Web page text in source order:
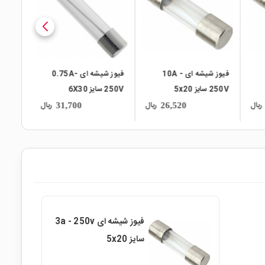
ریال
فیوز شیشه ای 10A -
250V سایز 5x20
26,520 ریال
فیوز شیشه ای 0.75A-
250V سایز 6X30
31,700 ریال
فیوز شیشه ای 3a - 250v
سایز 5x20